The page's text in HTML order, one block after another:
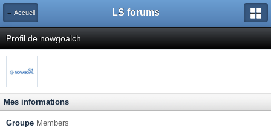
← Accueil LS forums
Profil de nowgoalch
Mes informations
Groupe Members